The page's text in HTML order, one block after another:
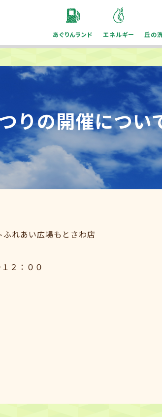
あぐりんランド エネルギー 丘の
りの開催につい
れあい広場もとさわ店
２：００